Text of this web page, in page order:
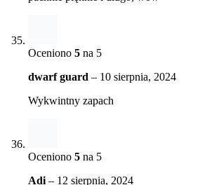
Oceniono 5 na 5
dwarf guard – 10 sierpnia, 2024
Wykwintny zapach
Oceniono 5 na 5
Adi – 12 sierpnia, 2024